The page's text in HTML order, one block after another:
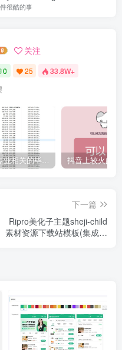
很酷的事
关注
0 25 33.8W+
计算机专业相关的毕业设计论文合集免费下载
下一篇
Ripro美化子主题sheji-child
素材资源下载站模板(集成后